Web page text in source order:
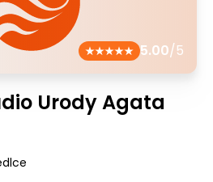
5.00/5
Urody Agata